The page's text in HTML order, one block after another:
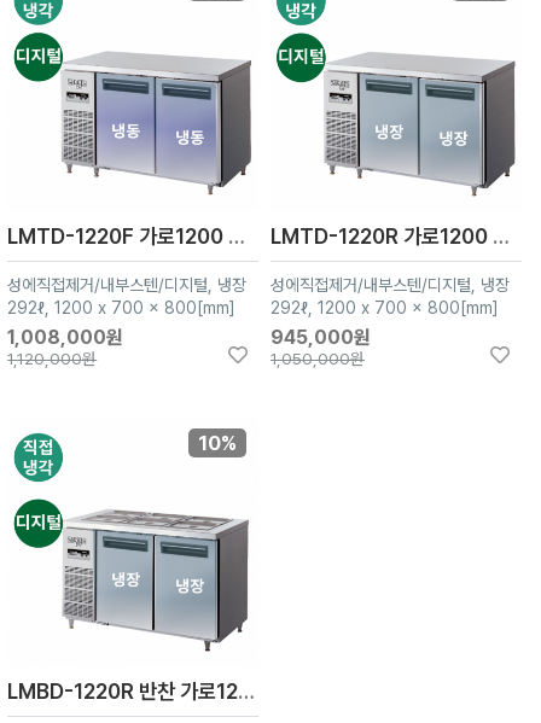
LMTD-1220F 가로1200 냉동2칸
성에직접제거/내부스텐/디지털, 냉장
292ℓ, 1200 x 700 x 800[mm]
1,008,000원
1,120,000원
LMTD-1220R 가로1200 냉장2칸
성에직접제거/내부스텐/디지털, 냉장
292ℓ, 1200 x 700 x 800[mm]
945,000원
1,050,000원
10%
LMBD-1220R 반찬 가로1200 냉장2칸